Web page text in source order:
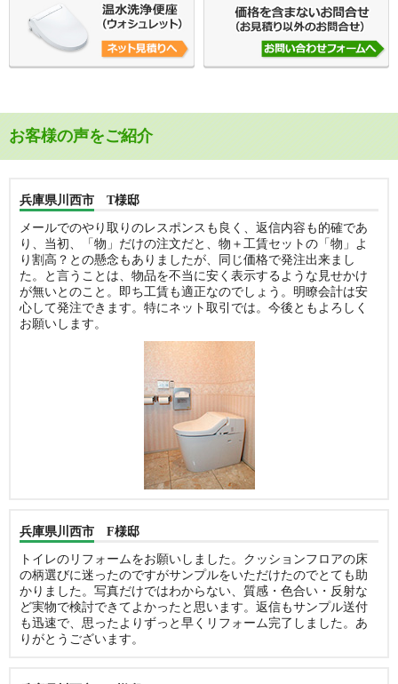
お客様の声をご紹介
兵庫県川西市 T様邸
メールでのやり取りのレスポンスも良く、返信内容も的確であ
り、当初、「物」だけの注文だと、物＋工賃セットの「物」よ
り割高？との懸念もありましたが、同じ価格で発注出来まし
た。と言うことは、物品を不当に安く表示するような見せかけ
が無いとのこと。即ち工賃も適正なのでしょう。明瞭会計は安
心して発注できます。特にネット取引では。今後ともよろしく
お願いします。
兵庫県川西市 F様邸
トイレのリフォームをお願いしました。クッションフロアの床
の柄選びに迷ったのですがサンプルをいただけたのでとても助
かりました。写真だけではわからない、質感・色合い・反射な
ど実物で検討できてよかったと思います。返信もサンプル送付
も迅速で、思ったよりずっと早くリフォーム完了しました。あ
りがとうございます。